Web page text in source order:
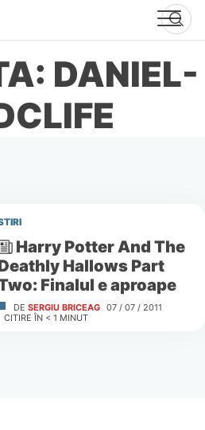
DANIEL-
Harry Potter And The
Hallows Part
Finalul e aproape
DE SERGIU BRICEAG 07 / 07 / 2011
CITIRE ÎN < 1 MINUT